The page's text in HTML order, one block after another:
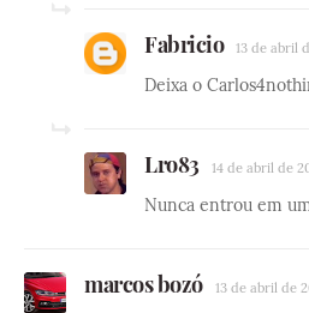
Fabricio 13 de abril
Deixa o
Lro83 14 de abril de
Nunca entrou em
marcos bozó 13 de abril de